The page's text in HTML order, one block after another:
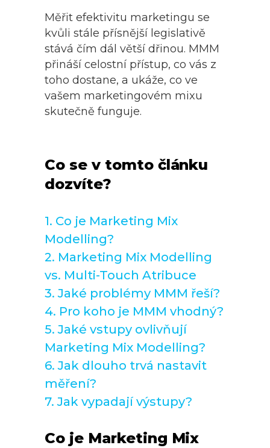
Měřit efektivitu marketingu se
kvůli stále přísnější legislativě
stává čím dál větší dřinou. MMM
přináší celostní přístup, co vás z
toho dostane, a ukáže, co ve
vašem marketingovém mixu
skutečně funguje.
Co se v tomto článku
dozvíte?
1. Co je Marketing Mix
Modelling?
2. Marketing Mix Modelling
vs. Multi-Touch Atribuce
3. Jaké problémy MMM řeší?
4. Pro koho je MMM vhodný?
5. Jaké vstupy ovlivňují
Marketing Mix Modelling?
6. Jak dlouho trvá nastavit
měření?
7. Jak vypadají výstupy?
Co je Marketing Mix